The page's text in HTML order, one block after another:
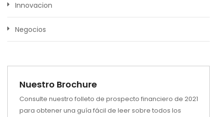
Innovacion
Negocios
Nuestro Brochure
Consulte nuestro folleto de prospecto financiero de 2021
para obtener una guía fácil de leer sobre todos los